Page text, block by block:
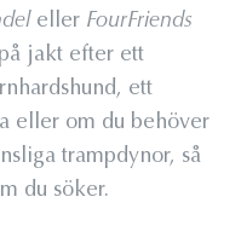
eller FourFriends
jakt efter ett
ett
eller om du behöver
trampdynor, så
du söker.